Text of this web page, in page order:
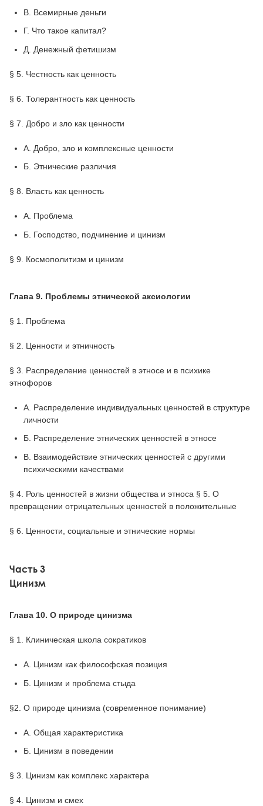
B. Всемирные деньги
Г. Что такое капитал?
Д. Денежный фетишизм
§ 5. Честность как ценность
§ 6. Толерантность как ценность
§ 7. Добро и зло как ценности
А. Добро, зло и комплексные ценности
Б. Этнические различия
§ 8. Власть как ценность
А. Проблема
Б. Господство, подчинение и цинизм
§ 9. Космополитизм и цинизм
Глава 9. Проблемы этнической аксиологии
§ 1. Проблема
§ 2. Ценности и этничность
§ 3. Распределение ценностей в этносе и в психике
этнофоров
A. Распределение индивидуальных ценностей в структуре
личности
Б. Распределение этнических ценностей в этносе
B. Взаимодействие этнических ценностей с другими
психическими качествами
§ 4. Роль ценностей в жизни общества и этноса § 5. О
превращении отрицательных ценностей в положительные
§ 6. Ценности, социальные и этнические нормы
Часть 3
Цинизм
Глава 10. О природе цинизма
§ 1. Клиническая школа сократиков
А. Цинизм как философская позиция
Б. Цинизм и проблема стыда
§2. О природе цинизма (современное понимание)
А. Общая характеристика
Б. Цинизм в поведении
§ 3. Цинизм как комплекс характера
§ 4. Цинизм и смех